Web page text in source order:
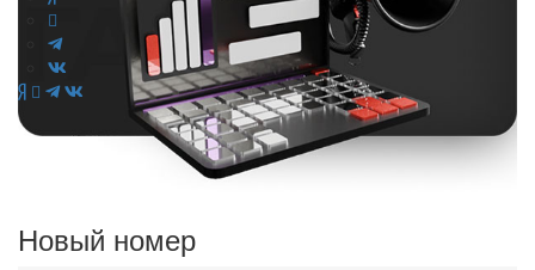
Новый номер